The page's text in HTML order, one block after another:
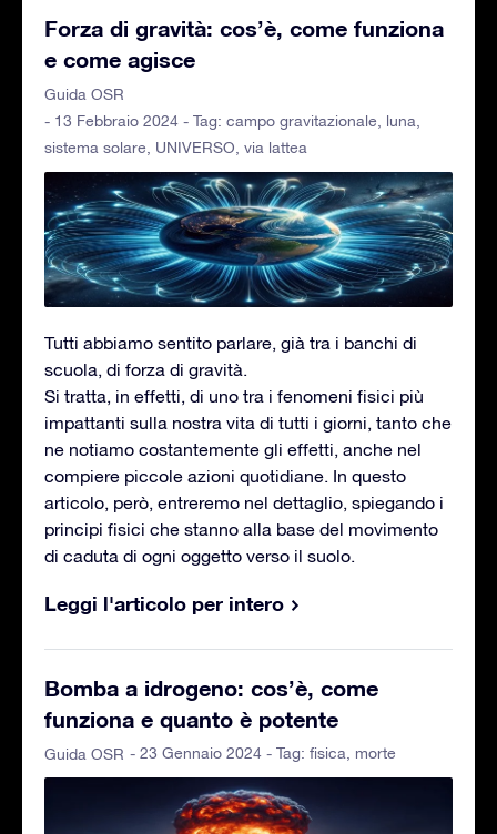
Forza di gravità: cos’è, come funziona
e come agisce
Guida OSR
- 13 Febbraio 2024 - Tag: campo gravitazionale, luna,
sistema solare, UNIVERSO, via lattea
Tutti abbiamo sentito parlare, già tra i banchi di
scuola, di forza di gravità.
Si tratta, in effetti, di uno tra i fenomeni fisici più
impattanti sulla nostra vita di tutti i giorni, tanto che
ne notiamo costantemente gli effetti, anche nel
compiere piccole azioni quotidiane. In questo
articolo, però, entreremo nel dettaglio, spiegando i
principi fisici che stanno alla base del movimento
di caduta di ogni oggetto verso il suolo.
Leggi l'articolo per intero
Bomba a idrogeno: cos’è, come
funziona e quanto è potente
Guida OSR - 23 Gennaio 2024 - Tag: fisica morte